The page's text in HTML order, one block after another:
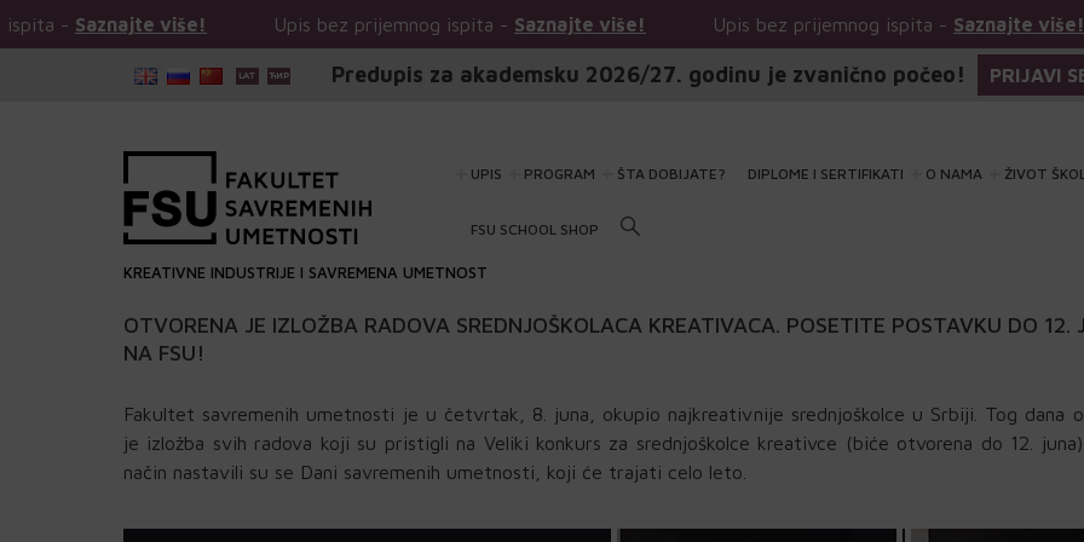
Upis bez prijemnog ispita -Saznajte više! Upis bez prijemnog ispita -Saznajte više! Upis bez
Predupis za akademsku 2026/27. godinu je zvanično počeo! PRIJAVI
UPIS PROGRAM ŠTA DOBIJATE? DIPLOME I SERTIFIKATI O NAMA ŽIVOT
FSU SCHOOL SHOP
KREATIVNE INDUSTRIJE I SAVREMENA UMETNOST
OTVORENA JE IZLOŽBA RADOVA SREDNJOŠKOLACA KREATIVACA. POSETITE POSTAVKU DO 12.
NA FSU!
Fakultet savremenih umetnosti je u četvrtak, 8. juna, okupio najkreativnije srednjoškolce u Srbiji. Tog dana
je izložba svih radova koji su pristigli na Veliki konkurs za srednjoškolce kreativce (biće otvorena do 12.
način nastavili su se Dani savremenih umetnosti, koji će trajati celo leto.